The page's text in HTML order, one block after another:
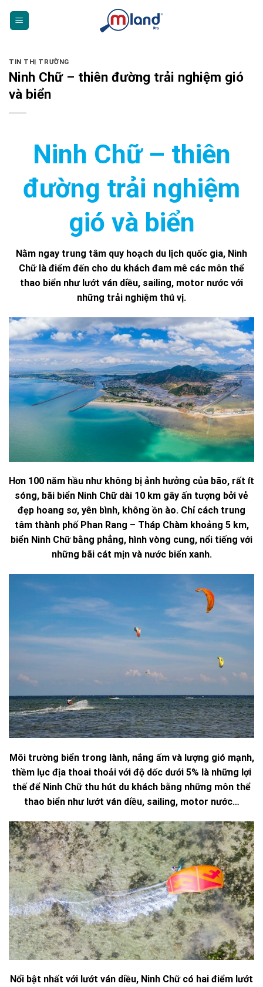
TIN THỊ TRƯỜNG
Ninh Chữ – thiên đường trải nghiệm gió
và biển
Ninh Chữ – thiên
đường trải nghiệm
gió và biển
Nằm ngay trung tâm quy hoạch du lịch quốc gia, Ninh
Chữ là điểm đến cho du khách đam mê các môn thể
thao biển như lướt ván diều, sailing, motor nước với
những trải nghiệm thú vị.
Hơn 100 năm hầu như không bị ảnh hưởng của bão, rất ít
sóng, bãi biển Ninh Chữ dài 10 km gây ấn tượng bởi vẻ
đẹp hoang sơ, yên bình, không ồn ào. Chỉ cách trung
tâm thành phố Phan Rang – Tháp Chàm khoảng 5 km,
biển Ninh Chữ bằng phẳng, hình vòng cung, nổi tiếng với
những bãi cát mịn và nước biển xanh.
Môi trường biển trong lành, nắng ấm và lượng gió mạnh,
thềm lục địa thoai thoải với độ dốc dưới 5% là những lợi
thế để Ninh Chữ thu hút du khách bằng những môn thể
thao biển như lướt ván diều, sailing, motor nước…
Nổi bật nhất với lướt ván diều, Ninh Chữ có hai điểm lướt